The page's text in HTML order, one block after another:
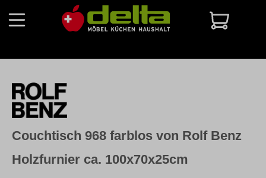
Zum Hauptinhalt springen
Couchtisch 968 farblos von Rolf Benz
Holzfurnier ca. 100x70x25cm